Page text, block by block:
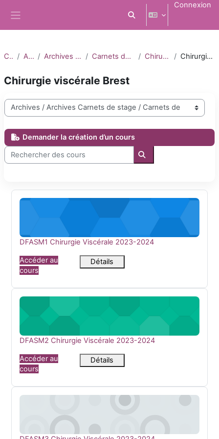
Activer/désactiver la
Connexion
Cours Archives Archives Carnets de stage Carnets de stage 2023-2024 Chirurgie Viscérale Chirurgie viscérale Brest
Chirurgie viscérale Brest
Catégories de cours
Demander la création d’un cours
Rechercher des cours
Rechercher des cours
DFASM1 Chirurgie Viscérale 2023-2024
Nom du cours
DFASM1 Chirurgie Viscérale 2023-2024
Accéder au
cours
Détails
DFASM2 Chirurgie Viscérale 2023-2024
Nom du cours
DFASM2 Chirurgie Viscérale 2023-2024
Accéder au
cours
Détails
DFASM3 Chirurgie Viscérale 2023-2024